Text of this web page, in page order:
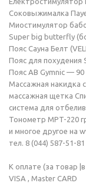
Соковыжималка
Миостимулятор
Super big butterfly
Пояс Сауна Белт
Пояс для похудения
Пояс AB Gymnic — 90
Массажная накидка
массажная щетка
система для
Тонометр MPT-220
и многое другое на
тел. 8 (044) 587-
К оплате (за товар
VISA , Master CARD